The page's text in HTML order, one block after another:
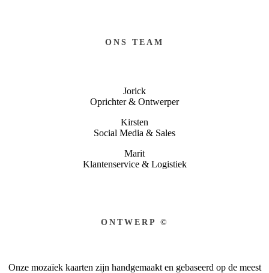
ONS TEAM
Jorick
Oprichter & Ontwerper
Kirsten
Social Media & Sales
Marit
Klantenservice & Logistiek
ONTWERP ©
Onze mozaïek kaarten zijn handgemaakt en gebaseerd op de meest